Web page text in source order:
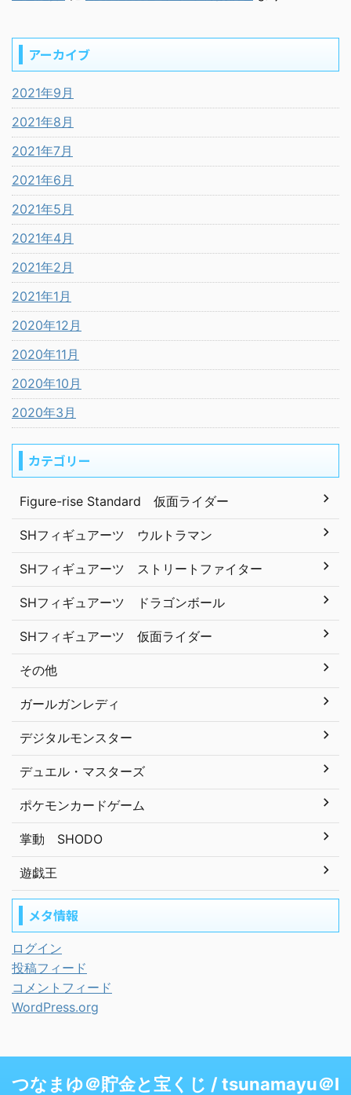
アーカイブ
2021年9月
2021年8月
2021年7月
2021年6月
2021年5月
2021年4月
2021年2月
2021年1月
2020年12月
2020年11月
2020年10月
2020年3月
カテゴリー
Figure-rise Standard 仮面ライダー
SHフィギュアーツ ウルトラマン
SHフィギュアーツ ストリートファイター
SHフィギュアーツ ドラゴンボール
SHフィギュアーツ 仮面ライダー
その他
ガールガンレディ
デジタルモンスター
デュエル・マスターズ
ポケモンカードゲーム
掌動 SHODO
遊戯王
メタ情報
ログイン
投稿フィード
コメントフィード
WordPress.org
つなまゆ＠貯金と宝くじ / tsunamayu＠I